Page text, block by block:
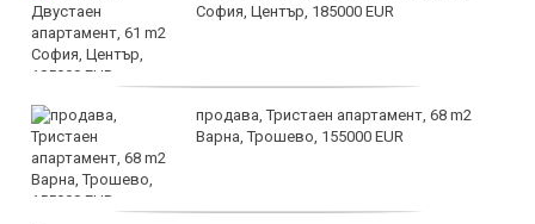
София, Център, 185000 EUR
продава, Тристаен апартамент, 68 m2
Варна, Трошево, 155000 EUR